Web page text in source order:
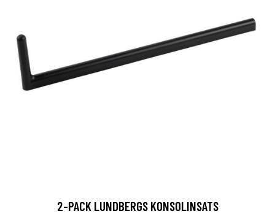
2-PACK LUNDBERGS KONSOLINSATS